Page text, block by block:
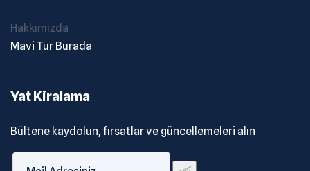
Hakkımızda
Mavi Tur Burada
Yat Kiralama
Bültene kaydolun, fırsatlar ve güncellemeleri alın